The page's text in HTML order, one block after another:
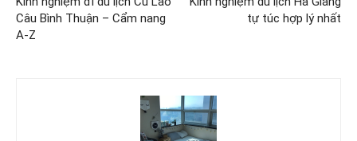
Câu Bình Thuận – Cẩm nang
A-Z
tự túc hợp lý nhất